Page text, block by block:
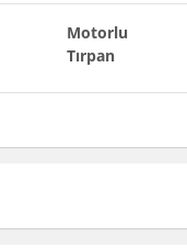
Motorlu
Tırpan